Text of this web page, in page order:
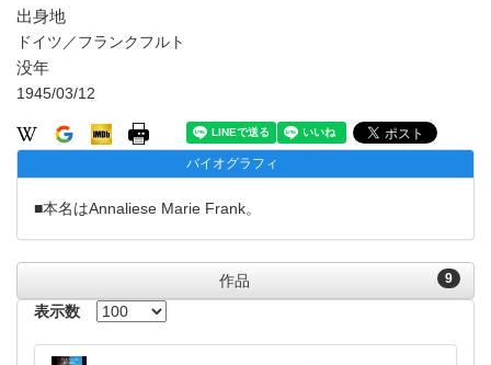
出身地
ドイツ／フランクフルト
没年
1945/03/12
バイオグラフィ
■本名はAnnaliese Marie Frank。
9
作品
表示数